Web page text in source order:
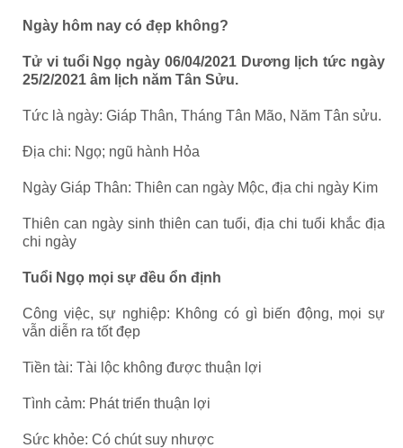
Ngày hôm nay có đẹp không?
Tử vi tuổi Ngọ ngày 06/04/2021 Dương lịch tức ngày
25/2/2021 âm lịch năm Tân Sửu.
Tức là ngày: Giáp Thân, Tháng Tân Mão, Năm Tân sửu.
Địa chi: Ngọ; ngũ hành Hỏa
Ngày Giáp Thân: Thiên can ngày Mộc, địa chi ngày Kim
Thiên can ngày sinh thiên can tuổi, địa chi tuổi khắc địa
chi ngày
Tuổi Ngọ mọi sự đều ổn định
Công việc, sự nghiệp: Không có gì biến động, mọi sự
vẫn diễn ra tốt đẹp
Tiền tài: Tài lộc không được thuận lợi
Tình cảm: Phát triển thuận lợi
Sức khỏe: Có chút suy nhược